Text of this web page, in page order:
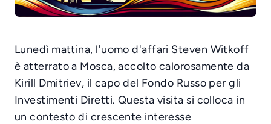
Lunedì mattina, l'uomo d'affari Steven Witkoff
è atterrato a Mosca, accolto calorosamente da
Kirill Dmitriev, il capo del Fondo Russo per gli
Investimenti Diretti. Questa visita si colloca in
un contesto di crescente interesse